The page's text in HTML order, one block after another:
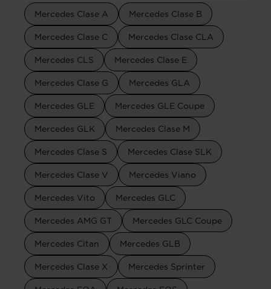
Mercedes Clase A Mercedes Clase B
Mercedes Clase C Mercedes Clase CLA
Mercedes CLS Mercedes Clase E
Mercedes Clase G Mercedes GLA
Mercedes GLE Mercedes GLE Coupe
Mercedes GLK Mercedes Clase M
Mercedes Clase S Mercedes Clase SLK
Mercedes Clase V Mercedes Viano
Mercedes Vito Mercedes GLC
Mercedes AMG GT Mercedes GLC Coupe
Mercedes Citan Mercedes GLB
Mercedes Clase X Mercedes Sprinter